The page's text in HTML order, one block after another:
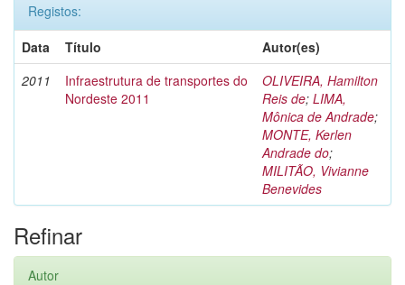
Registos:
Data
Título
Autor(es)
2011
Infraestrutura de transportes do
Nordeste 2011
OLIVEIRA, Hamilton
Reis de; LIMA,
Mônica de Andrade;
MONTE, Kerlen
Andrade do;
MILITÃO, Vivianne
Benevides
Refinar
Autor